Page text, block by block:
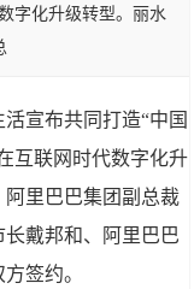
字化升级转型。丽水
宣布共同打造“中国
互联网时代数字化升
里巴巴集团副总裁
戴邦和、阿里巴巴
签约。